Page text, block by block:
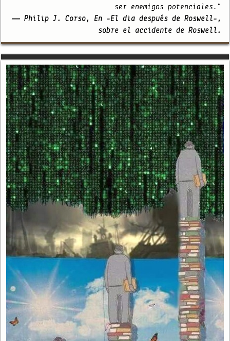
ser enemigos potenciales."
— Philip J. Corso, En -El día después de Roswell-,
sobre el accidente de Roswell.